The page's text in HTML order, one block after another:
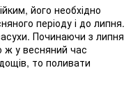
його необхідно
періоду і до липня.
Починаючи з липня
у весняний час
то поливати